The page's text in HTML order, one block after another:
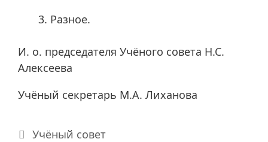
Разное.
И. о. председателя Учёного совета Н.С.
Алексеева
Учёный секретарь М.А. Лиханова
Рубрики
Учёный совет